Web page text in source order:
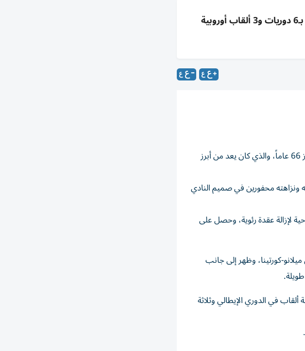
وفاة أسطورة ميلان وإيطاليا فرانكو باريزي عن 66 عاماً؛ قضى 20 عاماً مع ميلان، فاز بـ6 دوريات و3 ألقاب أوروبية
أعلن ميلان الإيطالي، الجمعة، وفاة أسطورته ومدافع منتخب إيطاليا السابق ​فرانكو ⁠باريزي عن عمر ناهز 66 عاماً، ‌والذي كان يعد ‌من أبرز
ونزاهته محفورين في صميم النادي
‌لإزالة عقدة رئوية، وحصل على
كورتينا، وظهر إلى جانب
استمرت 20 ‌عاماً مع النادي، ⁠وفاز بستة ألقاب في الدوري ‌الإيطالي وثلاثة